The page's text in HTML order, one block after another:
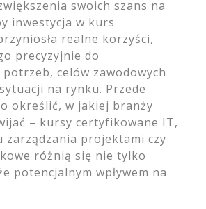
swoich szans na
inwestycja w kurs
realne korzyści,
precyzyjnie do
celów zawodowych
na rynku. Przede
określić, w jakiej branży
– kursy certyfikowane IT,
zarządzania projektami czy
różnią się nie tylko
potencjalnym wpływem na